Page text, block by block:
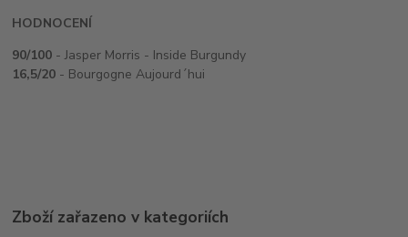
HODNOCENÍ
90/100 - Jasper Morris - Inside Burgundy
16,5/20 - Bourgogne Aujourd´hui
Zboží zařazeno v kategoriích